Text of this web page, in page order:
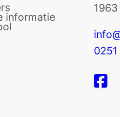
informatie